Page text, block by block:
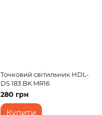
Точковий світильник HDL-
DS 183 BK MR16
280 грн
Купити